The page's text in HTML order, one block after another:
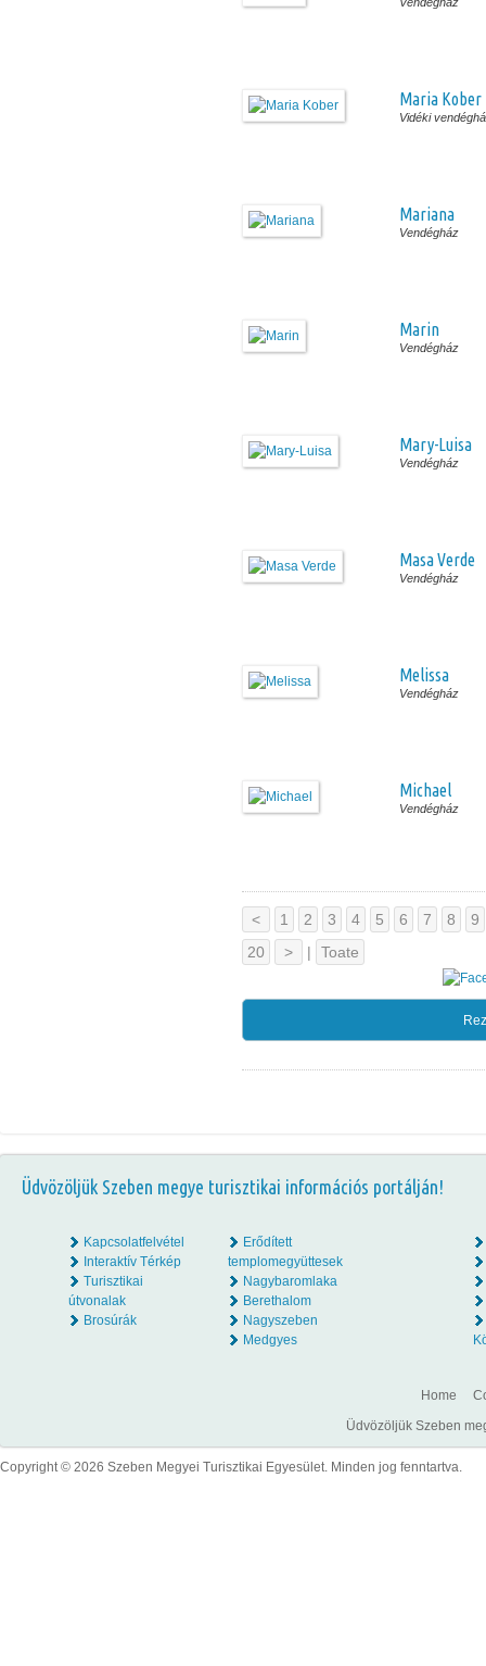
Maria Kober
Vidéki
Mariana
Vendégház
Marin
Vendégház
Mary-Luisa
Vendégház
Masa Verde
Vendégház
Melissa
Vendégház
Michael
Vendégház
< 1 2 3 4 5 6 7 8
9
20
> | Toate
Üdvözöljük Szeben megye turisztikai információs portálján!
Kapcsolatfelvétel
Interaktív Térkép
Turisztikai
útvonalak
Brosúrák
Erődített
templomegyüttesek
Nagybaromlaka
Berethalom
Nagyszeben
Medgyes
Home
Üdvözöljük Szeben
Copyright © 2026 Szeben Megyei Turisztikai Egyesület. Minden jog fenntartva.